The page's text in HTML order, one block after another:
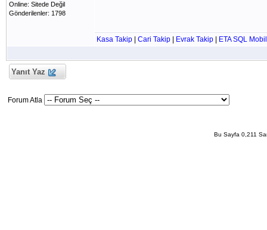
Online: Sitede Değil
Gönderilenler: 1798
Kasa Takip Cari Takip Evrak Takip ETA SQL Mobil
Yanıt Yaz
Forum Atla
Bu Sayfa 0,211